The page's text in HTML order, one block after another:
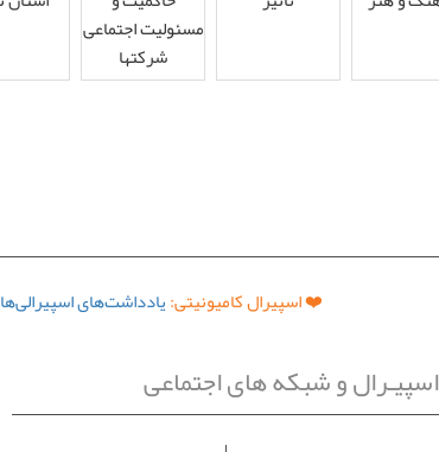
❤️ اسپیرال کامیونیتی:یادداشت‌های اسپیرالی‌ها
اسپیـرال و شبکه های اجتماعی